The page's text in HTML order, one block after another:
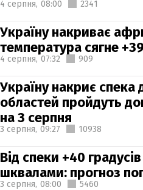
4 серпня, 08:00 2341
Україну накриває
температура сягне
4 серпня, 07:32 909
Україну накриє спека
областей пройдуть
на 3 серпня
3 серпня, 09:27 10938
Від спеки +40
шквалами: прогноз
3 серпня, 08:00 5460